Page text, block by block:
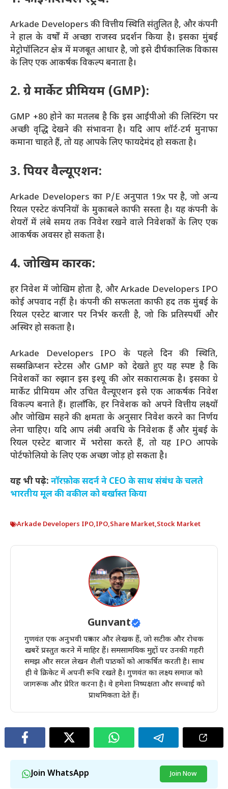
Arkade Developers की वित्तीय स्थिति संतुलित है, और कंपनी
ने हाल के वर्षों में अच्छा राजस्व प्रदर्शन किया है। इसका मुंबई
मेट्रोपॉलिटन क्षेत्र में मजबूत आधार है, जो इसे दीर्घकालिक विकास
के लिए एक आकर्षक विकल्प बनाता है।
2. ग्रे मार्केट प्रीमियम (GMP):
GMP +80 होने का मतलब है कि इस आईपीओ की लिस्टिंग पर
अच्छी वृद्धि देखने की संभावना है। यदि आप शॉर्ट-टर्म मुनाफा
कमाना चाहते हैं, तो यह आपके लिए फायदेमंद हो सकता है।
3. पियर वैल्यूएशन:
Arkade Developers का P/E अनुपात 19x पर है, जो अन्य
रियल एस्टेट कंपनियों के मुकाबले काफी सस्ता है। यह कंपनी के
शेयरों में लंबे समय तक निवेश रखने वाले निवेशकों के लिए एक
आकर्षक अवसर हो सकता है।
4. जोखिम कारक:
हर निवेश में जोखिम होता है, और Arkade Developers IPO
कोई अपवाद नहीं है। कंपनी की सफलता काफी हद तक मुंबई के
रियल एस्टेट बाजार पर निर्भर करती है, जो कि प्रतिस्पर्धी और
अस्थिर हो सकता है।
Arkade Developers IPO के पहले दिन की स्थिति,
सब्सक्रिप्शन स्टेटस और GMP को देखते हुए यह स्पष्ट है कि
निवेशकों का रुझान इस इश्यू की ओर सकारात्मक है। इसका ग्रे
मार्केट प्रीमियम और उचित वैल्यूएशन इसे एक आकर्षक निवेश
विकल्प बनाते हैं। हालाँकि, हर निवेशक को अपने वित्तीय लक्ष्यों
और जोखिम सहने की क्षमता के अनुसार निवेश करने का निर्णय
लेना चाहिए। यदि आप लंबी अवधि के निवेशक हैं और मुंबई के
रियल एस्टेट बाजार में भरोसा करते हैं, तो यह IPO आपके
पोर्टफोलियो के लिए एक अच्छा जोड़ हो सकता है।
यह भी पढ़े: नॉरफ़ोक सदर्न ने CEO के साथ संबंध के चलते
भारतीय मूल की वकील को बर्खास्त किया
Arkade Developers IPO,IPO,Share Market,Stock Market
Gunvant
गुणवंत एक अनुभवी पत्रकार और लेखक हैं, जो सटीक और रोचक
खबरें प्रस्तुत करने में माहिर हैं। समसामयिक मुद्दों पर उनकी गहरी
समझ और सरल लेखन शैली पाठकों को आकर्षित करती है। साथ
ही वे क्रिकेट में अपनी रूचि रखते है। गुणवंत का लक्ष्य समाज को
जागरूक और प्रेरित करना है। वे हमेशा निष्पक्षता और सच्चाई को
प्राथमिकता देते हैं।
Join WhatsApp Join Now